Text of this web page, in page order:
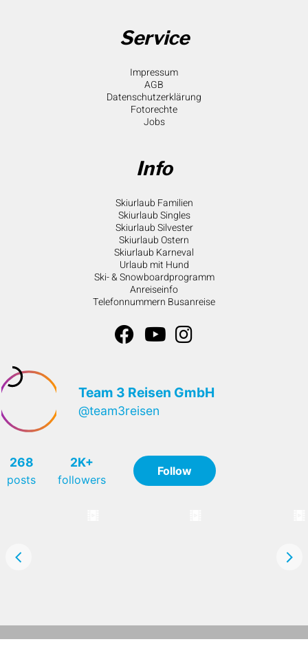
Service
Impressum
AGB
Datenschutzerklärung
Fotorechte
Jobs
Info
Skiurlaub Familien
Skiurlaub Singles
Skiurlaub Silvester
Skiurlaub Ostern
Skiurlaub Karneval
Urlaub mit Hund
Ski- & Snowboardprogramm
Anreiseinfo
Telefonnummern Busanreise